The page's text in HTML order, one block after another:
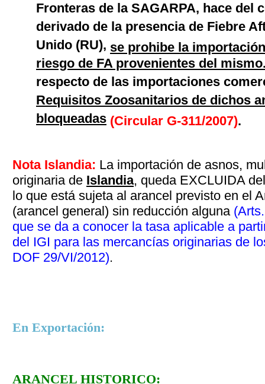
Fronteras de la SAGARPA, hace del
derivado de la presencia de Fiebre
Unido (RU), se prohibe la
riesgo de FA provenientes del
respecto de las importaciones
Requisitos Zoosanitarios de dichos
bloqueadas (Circular G-311/2007).
Nota Islandia: La importación de asnos,
originaria de Islandia, queda EXCLUIDA
lo que está sujeta al arancel previsto en el
(arancel general) sin reducción alguna
que se da a conocer la tasa aplicable a
del IGI para las mercancías originarias de
DOF 29/VI/2012).
En Exportación:
ARANCEL HISTORICO: